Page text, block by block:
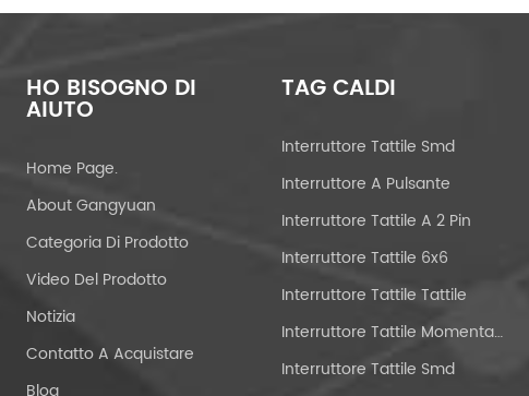
HO BISOGNO DI
AIUTO
Home Page.
About Gangyuan
Categoria Di Prodotto
Video Del Prodotto
Notizia
Contatto A Acquistare
TAG CALDI
Interruttore Tattile Smd
Interruttore A Pulsante
Interruttore Tattile A 2 Pin
Interruttore Tattile 6x6
Interruttore Tattile Tattile
Interruttore Tattile Momentaneo
Interruttore Tattile Smd